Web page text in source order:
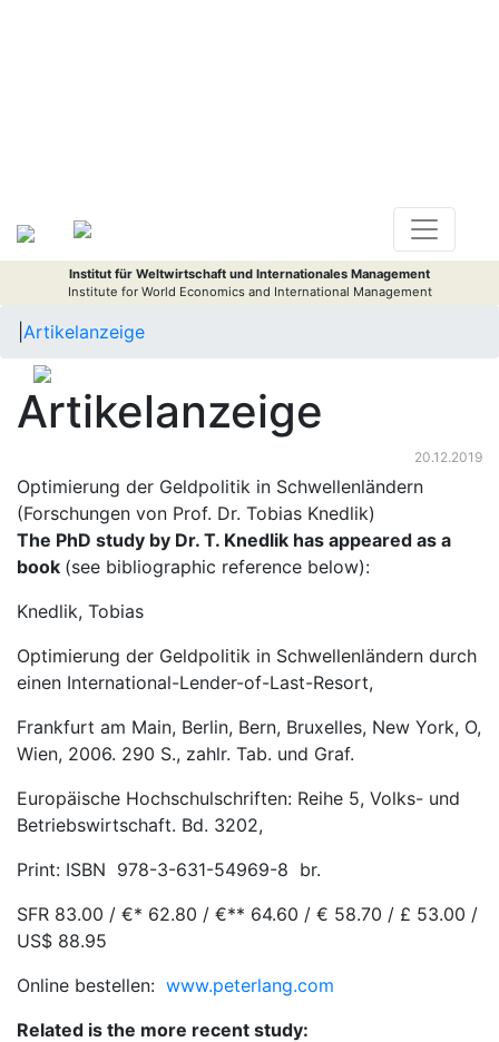
Institut für Weltwirtschaft und Internationales Management
Institute for World Economics and International Management
Artikelanzeige
Artikelanzeige
20.12.2019
Optimierung der Geldpolitik in Schwellenländern
(Forschungen von Prof. Dr. Tobias Knedlik)
The PhD study by Dr. T. Knedlik has appeared as a
book (see bibliographic reference below):
Knedlik, Tobias
Optimierung der Geldpolitik in Schwellenländern durch
einen International-Lender-of-Last-Resort,
Frankfurt am Main, Berlin, Bern, Bruxelles, New York, O,
Wien, 2006. 290 S., zahlr. Tab. und Graf.
Europäische Hochschulschriften: Reihe 5, Volks- und
Betriebswirtschaft. Bd. 3202,
Print: ISBN 978-3-631-54969-8 br.
SFR 83.00 / €* 62.80 / €** 64.60 / € 58.70 / £ 53.00 /
US$ 88.95
Online bestellen: www.peterlang.com
Related is the more recent study: